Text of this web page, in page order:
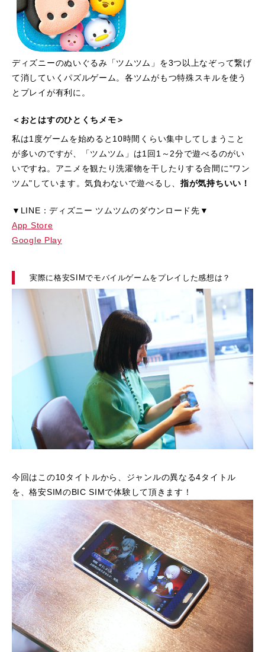
ディズニーのぬいぐるみ「ツムツム」を3つ以上なぞって繋げ
て消していくパズルゲーム。各ツムがもつ特殊スキルを使う
とプレイが有利に。
＜おとはすのひとくちメモ＞
私は1度ゲームを始めると10時間くらい集中してしまうこと
が多いのですが、「ツムツム」は1回1～2分で遊べるのがい
いですね。アニメを観たり洗濯物を干したりする合間に"ワン
ツム"しています。気負わないで遊べるし、 指が気持ちいい！
▼LINE：ディズニー ツムツムのダウンロード先▼
App Store
Google Play
実際に格安SIMでモバイルゲームをプレイした感想は？
今回はこの10タイトルから、ジャンルの異なる4タイトル
を、格安SIMのBIC SIMで体験して頂きます！